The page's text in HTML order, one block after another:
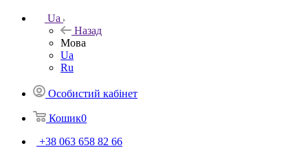
Ua
Назад
Мова
Ua
Ru
Особистий кабінет
Кошик0
+38 063 658 82 66